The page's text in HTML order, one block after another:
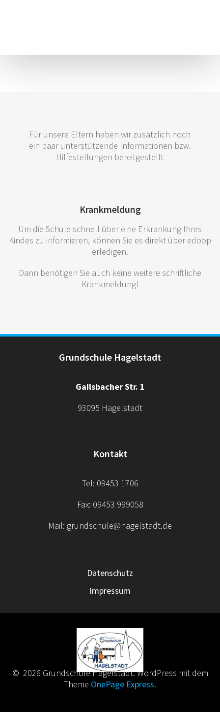
Für unsere Eltern haben wir zusätzlich noch
ein paar unterstützende Informationen bzw.
Hilfestellungen bereitgestellt
Krankmeldung
Um die Schule schnell über eine Erkrankung Ihres
Kindes zu informieren, können Sie es direkt über edoop
erledigen.
Dann benötigen Sie auch keine weitere schriftliche
Krankmeldung!
Grundschule Hagelstadt
Gailsbacher Str. 1
93095 Hagelstadt
Kontakt
Tel: 09453 1706
Fax: 09453 999058
Mail: grundschule@hagelstadt.de
Datenschutz
Impressum
© 2026 Grundschule Hagelstadt. WordPress mit dem
Theme OnePage Express.